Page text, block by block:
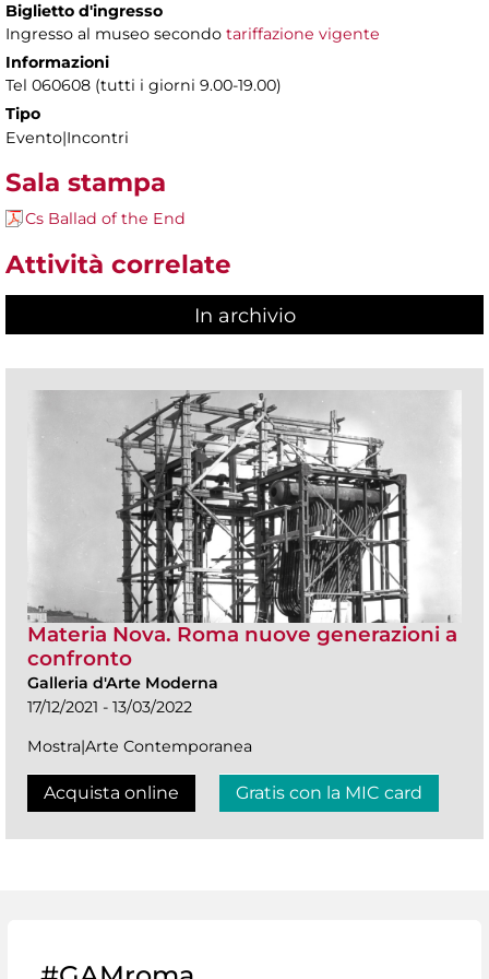
Biglietto d'ingresso
Ingresso al museo secondo tariffazione vigente
Informazioni
Tel 060608 (tutti i giorni 9.00-19.00)
Tipo
Evento|Incontri
Sala stampa
Cs Ballad of the End
Attività correlate
In archivio
Materia Nova. Roma nuove generazioni a
confronto
Galleria d'Arte Moderna
17/12/2021 - 13/03/2022
Mostra|Arte Contemporanea
Acquista online Gratis con la MIC card